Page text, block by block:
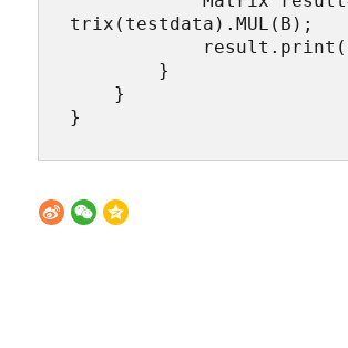
trix(testdata).MUL(B);
}
}
}